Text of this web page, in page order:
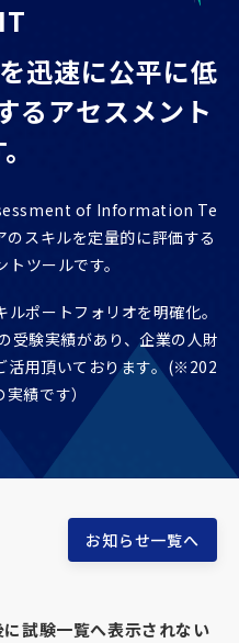
迅速に公平に低
るアセスメント
of Information Te
のスキルを定量的に評価する
ツールです。
ポートフォリオを明確化。
受験実績があり、企業の人財
活用頂いております。(※202
績です）
お知らせ一覧へ
に試験一覧へ表示されない